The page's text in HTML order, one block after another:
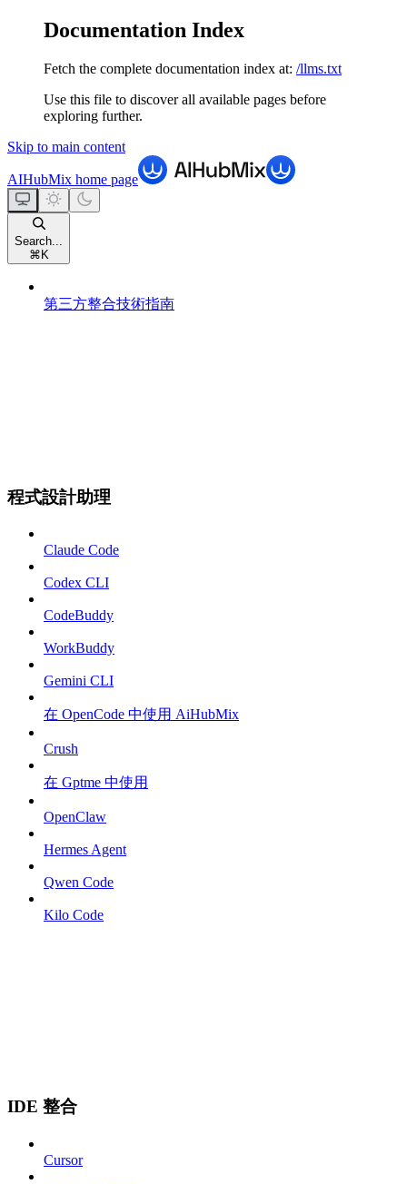
Documentation Index
Fetch the complete documentation index at: /llms.txt
Use this file to discover all available pages before
exploring further.
Skip to main content
AIHubMix home page
Search...
⌘ K
第三方整合技術指南
程式設計助理
Claude Code
Codex CLI
CodeBuddy
WorkBuddy
Gemini CLI
在 OpenCode 中使用 AiHubMix
Crush
在 Gptme 中使用
OpenClaw
Hermes Agent
Qwen Code
Kilo Code
IDE 整合
Cursor